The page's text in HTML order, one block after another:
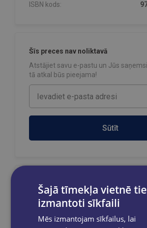
ISBN kods:
Šīs preces nav noliktavā
Atstājiet savu e-pastu un Jūs
tā atkal būs pieejama!
Sūtīt
Reģistrējies un saņem 10%
cenas precēm.
Pasūtījumu apstrāde notiek
Apmaksātie pasūtījumi tiek
izsūtīti 2-5 darba dienu laikā.
Šajā tīmekļa vietnē
izmantoti sīkfaili
Mēs izmantojam sīkfailus, lai